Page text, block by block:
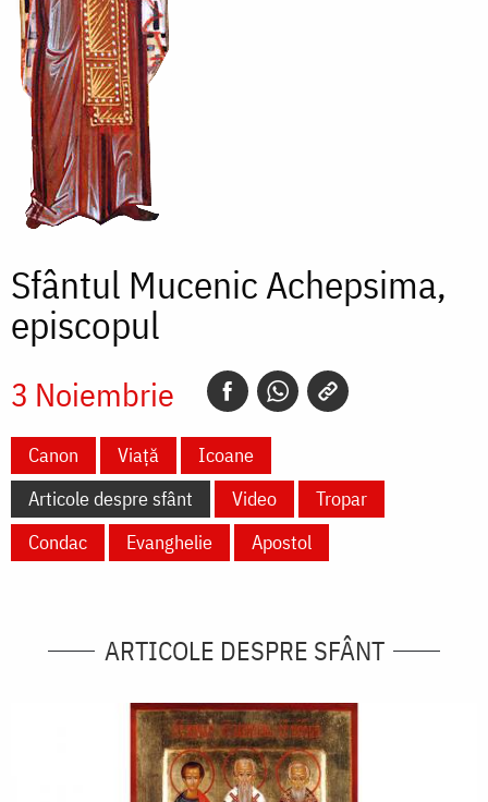
Sfântul Mucenic Achepsima,
episcopul
3 Noiembrie
Canon Viață
Icoane
Articole despre sfânt
Video
Tropar
Condac
Evanghelie Apostol
ARTICOLE DESPRE SFÂNT